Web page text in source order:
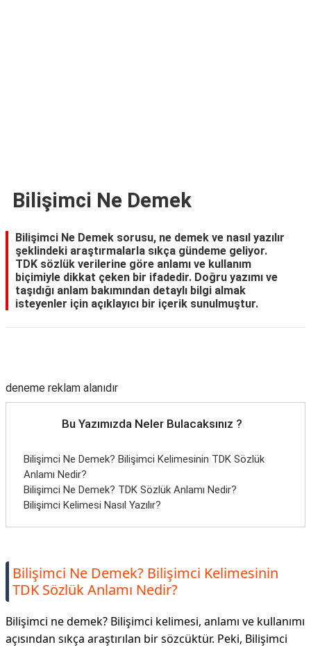
Bilişimci Ne Demek
Bilişimci Ne Demek sorusu, ne demek ve nasıl yazılır
şeklindeki araştırmalarla sıkça gündeme geliyor.
TDK sözlük verilerine göre anlamı ve kullanım
biçimiyle dikkat çeken bir ifadedir. Doğru yazımı ve
taşıdığı anlam bakımından detaylı bilgi almak
isteyenler için açıklayıcı bir içerik sunulmuştur.
deneme reklam alanıdır
Bu Yazımızda Neler Bulacaksınız ?
Bilişimci Ne Demek? Bilişimci Kelimesinin TDK Sözlük
Anlamı Nedir?
Bilişimci Ne Demek? TDK Sözlük Anlamı Nedir?
Bilişimci Kelimesi Nasıl Yazılır?
Bilişimci Ne Demek? Bilişimci Kelimesinin
TDK Sözlük Anlamı Nedir?
Bilişimci ne demek? Bilişimci kelimesi, anlamı ve kullanımı
açısından sıkça araştırılan bir sözcüktür. Peki, Bilişimci